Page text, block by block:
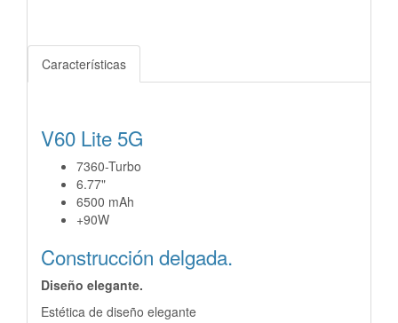
Características
V60 Lite 5G
7360-Turbo
6.77"
6500 mAh
+90W
Construcción delgada.
Diseño elegante.
Estética de diseño elegante